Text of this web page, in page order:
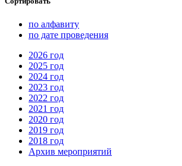
по алфавиту
по дате проведения
2026 год
2025 год
2024 год
2023 год
2022 год
2021 год
2020 год
2019 год
2018 год
Архив мероприятий